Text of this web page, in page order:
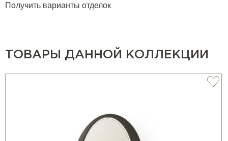
Получить варианты отделок
ТОВАРЫ ДАННОЙ КОЛЛЕКЦИИ